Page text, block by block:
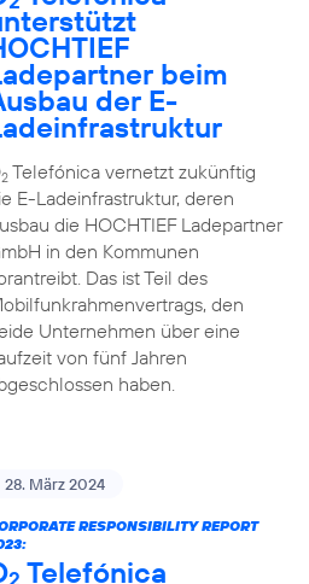
beim
der E-
2Telefónica vernetzt zukünftig
E-Ladeinfrastruktur, deren
die HOCHTIEF Ladepartner
in den Kommunen
Das ist Teil des
den
Unternehmen über eine
von fünf Jahren
haben.
28. März 2024
RESPONSIBILITY REPORT
2 Telefónica